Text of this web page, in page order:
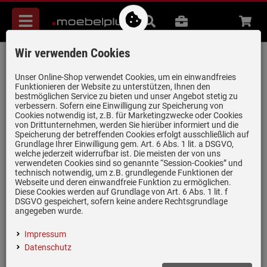
Menü
Suche
B2B Beratung
Oranier Verbindungskabel 9211 11
Artikel-Nummer:19952947 | Herstellernummer:9211 11 |
EAN:4051543068312
nur noch 3 Stück verfügbar!
Einloggen und Bewertung schreiben
Zubehör für Kochfeldabzüge
Länge: 1,55 m (+0,55 m)
Wir verwenden Cookies
Unser Online-Shop verwendet Cookies, um ein einwandfreies
Funktionieren der Website zu unterstützen, Ihnen den
bestmöglichen Service zu bieten und unser Angebot stetig zu
verbessern. Sofern eine Einwilligung zur Speicherung von
Cookies notwendig ist, z.B. für Marketingzwecke oder Cookies
von Drittunternehmen, werden Sie hierüber informiert und die
Speicherung der betreffenden Cookies erfolgt ausschließlich auf
Grundlage Ihrer Einwilligung gem. Art. 6 Abs. 1 lit. a DSGVO,
welche jederzeit widerrufbar ist. Die meisten der von uns
verwendeten Cookies sind so genannte “Session-Cookies” und
technisch notwendig, um z.B. grundlegende Funktionen der
Webseite und deren einwandfreie Funktion zu ermöglichen.
Diese Cookies werden auf Grundlage von Art. 6 Abs. 1 lit. f
DSGVO gespeichert, sofern keine andere Rechtsgrundlage
angegeben wurde.
Impressum
Datenschutz